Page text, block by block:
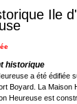
Ile
historique
a été édifiée
Boyard. La Maison
Heureuse est